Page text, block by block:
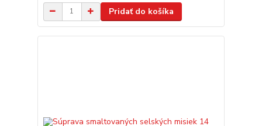
Pridať do košíka